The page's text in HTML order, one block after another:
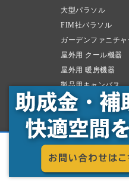
大型パラソル
FIM社パラソル
ガーデンファニチャ
屋外用 クール機器
屋外用 暖房機器
製品用キャンバス
パネル製品
新企画製品
企業情報 採
利便性向上や利用状況の